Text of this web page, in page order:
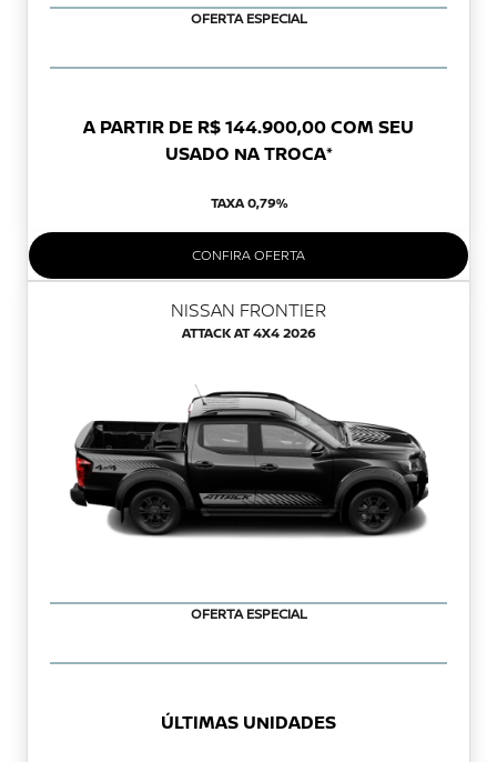
OFERTA ESPECIAL
A PARTIR DE R$ 144.900,00 COM SEU
USADO NA TROCA*
TAXA 0,79%
CONFIRA OFERTA
NISSAN FRONTIER
ATTACK AT 4X4 2026
OFERTA ESPECIAL
ÚLTIMAS UNIDADES